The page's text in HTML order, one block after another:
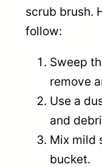
scrub brush.
follow:
Sweep
remove
Use a
and
Mix mild
bucket.